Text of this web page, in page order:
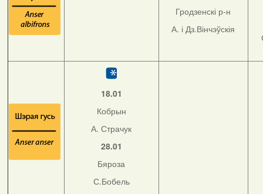
Гродзенскі р-н
А. і Дз.Вінчэўскія
18.01
Кобрын
А. Страчук
28.01
Бяроза
С.Бобель